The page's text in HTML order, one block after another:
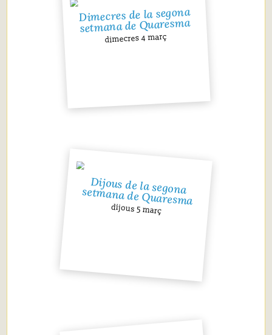
Dimecres de la segona
setmana de Quaresma
dimecres 4 març
Dijous de la segona
setmana de Quaresma
dijous 5 març